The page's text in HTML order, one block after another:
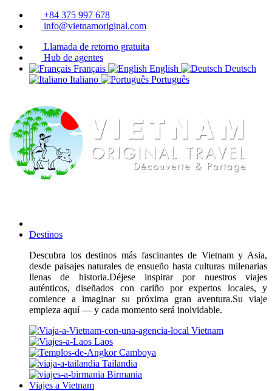
+84 375 997 678
info@vietnamoriginal.com
Llamada de retorno gratuita
Hub de agentes
Français
English
Deutsch
Italiano
Português
Destinos
Descubra los destinos más fascinantes de Vietnam y Asia,
desde paisajes naturales de ensueño hasta culturas milenarias
llenas de historia.Déjese inspirar por nuestros viajes
auténticos, diseñados con cariño por expertos locales, y
comience a imaginar su próxima gran aventura.Su viaje
empieza aquí — y cada momento será inolvidable.
Vietnam
Laos
Camboya
Tailandia
Birmania
Viajes a Vietnam